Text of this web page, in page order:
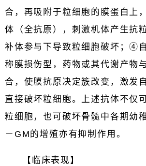
合，再吸附于粒细胞的膜蛋白上
体（全抗原），刺激机体产生抗
补体参与下导致粒细胞破坏；④
称膜损伤型，药物或其代谢产物
合，使膜抗原决定簇改变，激发
直接破坏粒细胞。上述抗体不仅
粒细胞，也可破坏骨髓中各期幼
－GM的增殖亦有抑制作用。
【临床表现】